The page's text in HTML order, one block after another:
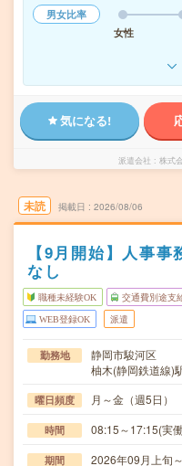
男女比率
女性
気になる!
派遣会社 株式
未読 掲載日 2026/08/06
【9月開始】人事
なし
職種未経験OK 交通費別途支
WEB登録OK 派遣
勤務地
静岡市駿河区
柚木(静岡鉄道線)
曜日頻度 月～金（週5日
時間 08:15～17:15(実
期間 2026年09月上旬